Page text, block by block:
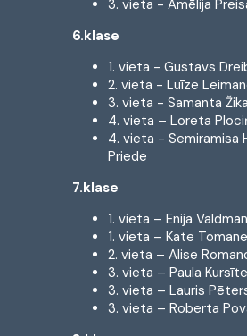
3. vieta - Amēlija
6.klase
1. vieta - Gustavs
2. vieta - Luīze
3. vieta - Samanta
4. vieta – Loreta
4. vieta - Semiramisa
Priede
7.klase
1. vieta – Enija
1. vieta – Kate Tomane
2. vieta – Alise
3. vieta – Paula Kursīte
3. vieta – Lauris
3. vieta – Roberta